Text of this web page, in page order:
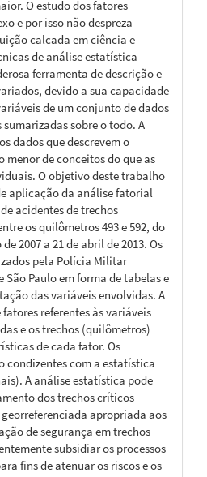
O estudo dos fatores
e por isso não despreza
calcada em ciência e
de análise estatística
ferramenta de descrição e
devido a sua capacidade
de um conjunto de dados
sobre o todo. A
dados que descrevem o
menor de conceitos do que as
O objetivo deste trabalho
aplicação da análise fatorial
acidentes de trechos
os quilômetros 493 e 592, do
2007 a 21 de abril de 2013. Os
pela Polícia Militar
São Paulo em forma de tabelas e
das variáveis envolvidas. A
referentes às variáveis
e os trechos (quilômetros)
de cada fator. Os
condizentes com a estatística
A análise estatística pode
dos trechos críticos
apropriada aos
de segurança em trechos
subsidiar os processos
fins de atenuar os riscos e os